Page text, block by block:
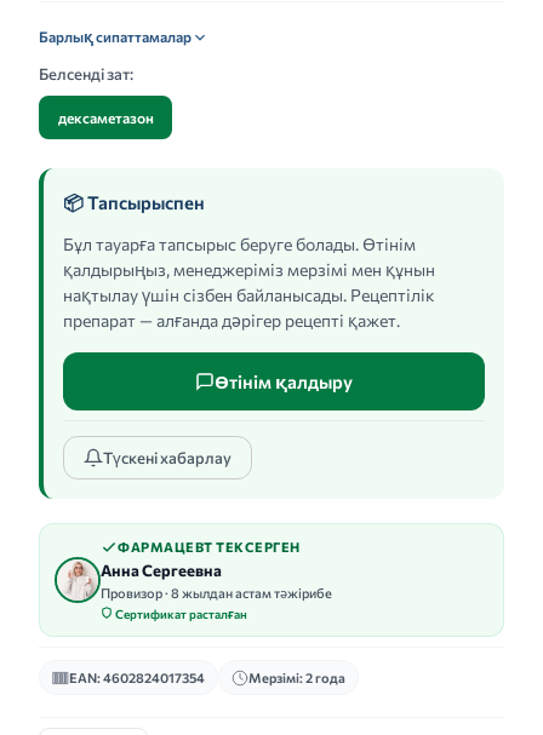
Барлық сипаттамалар
Белсенді зат:
дексаметазон
📦 Тапсырыспен
Бұл тауарға тапсырыс беруге болады. Өтінім
қалдырыңыз, менеджеріміз мерзімі мен құнын
нақтылау үшін сізбен байланысады. Рецептілік
препарат — алғанда дәрігер рецепті қажет.
Өтінім қалдыру
Түскені хабарлау
ФАРМАЦЕВТ ТЕКСЕРГЕН
Анна Сергеевна
Провизор · 8 жылдан астам тәжірибе
Сертификат расталған
EAN: 4602824017354 Мерзімі: 2 года